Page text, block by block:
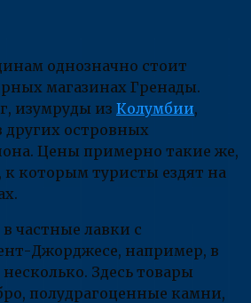
однозначно стоит
магазинах Гренады.
изумруды из Колумбии,
других островных
Цены примерно такие же,
к которым туристы ездят на
частные лавки с
Джорджесе, например, в
Здесь товары
полудрагоценные камни,